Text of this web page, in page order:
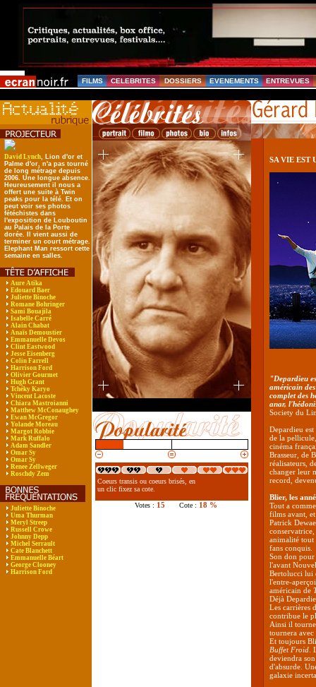
FILMS CELEBRITES DOSSIERS EVENEMENTS ENTREVUES
David Lynch, Lion d'or et
Palme d'or, n'a pas tourné
de long métrage depuis
2006. Une longue absence.
Heureusement il nous a
offert une suite à Twin
peaks pour la télé. Et on
peut voir ses photos
fétéchistes dans
l'exposition de Louboutin
au Palais de la Porte
dorée. Il vient aussi de
terminer un court métrage.
Elephant Man ressort cette
semaine en salles.
Aure Atika
Edouard Baer
Juliette Binoche
Romane Bohringer
Sami Bouajila
Isabelle Carré
Alain Chabat
Anaïs Demoustier
Emmanuelle Devos
Clint Eastwood
Jesse Eisenberg
Colin Farrell
Harrison Ford
Olivier Gourmet
Hugh Grant
Tchéky Karyo
Vincent Lacoste
Chiara Mastroianni
Matthew McConaughey
Ewan McGregor
Yolande Moreau
Margot Robbie
Mark Ruffalo
Adam Sandler
Omar Sy
Omar Sy
Renee Zellweger
Roschdy Zem
Juliette Binoche
Uma Thurman
Meryl Streep
Russell Crowe
Johnny Depp
Michel Serrault
Cate Blanchett
Emmanuelle Béart
George Clooney
Harrison Ford
Coeurs transis ou coeurs brisés, en
un clic fixez sa cote.
Votes : 15 Cote : 18 %
SA VIE EST
"Depardieu
américain
complet des
anar,
Society du
Depardieu
de la
cinéma
Brasseur, de
réalisateurs,
changer leur
record,
Blier, les
Tout a
films avant, et
Patrick
animalité tout
fans conquis.
Son don pour
l'avant
Bertolucci lui
l'entre-
américain de
Déjà
Les carrières
contribue le
Ainsi il
tournera
Et toujours
Buffet Froid
deviendra
d'absurde.
galaxie